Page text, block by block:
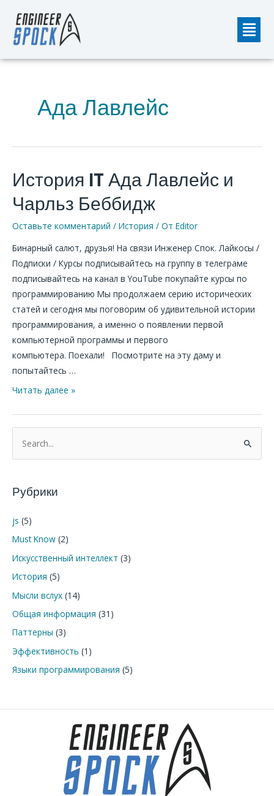
содержимому
Ада Лавлейс
История IT Ада Лавлейс и
Чарльз Беббидж
Оставьте комментарий / История / От Editor
Бинарный салют, друзья! На связи Инженер Спок. Лайкосы /
Подписки / Курсы подписывайтесь на группу в телеграме
подписывайтесь на канал в YouTube покупайте курсы по
программированию Мы продолжаем серию исторических
статей и сегодня мы поговорим об удивительной истории
программирования, а именно о появлении первой
компьютерной программы и первого
компьютера. Поехали! Посмотрите на эту даму и
попытайтесь …
История
IT
Ада
Лавлейс
Чарльз
Беббидж
Читать далее »
о
с
:
Рубрики
js (5)
Must Know (2)
Искусственный интеллект (3)
История (5)
Мысли вслух (14)
Общая информация (31)
Паттерны (3)
Эффективность (1)
Языки программирования (5)